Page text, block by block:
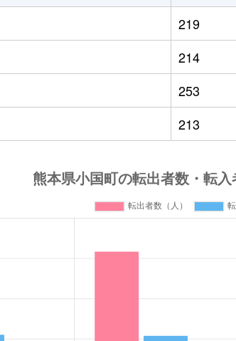
219
214
253
213